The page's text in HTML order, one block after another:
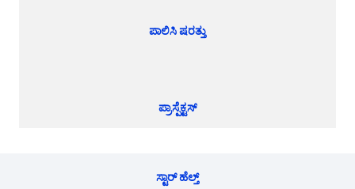
ಪಾಲಿಸಿ ಷರತ್ತು
ಪ್ರಾಸ್ಪೆಕ್ಟಸ್
ಸ್ಟಾರ್ ಹೆಲ್ತ್